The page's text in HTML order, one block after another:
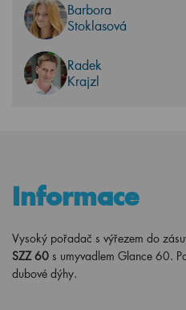
Barbora
Stoklasová
Radek
Krajzl
Informace
Vysoký pořadač s výřezem do
SZZ 60 s umyvadlem Glance 60.
dubové dýhy.